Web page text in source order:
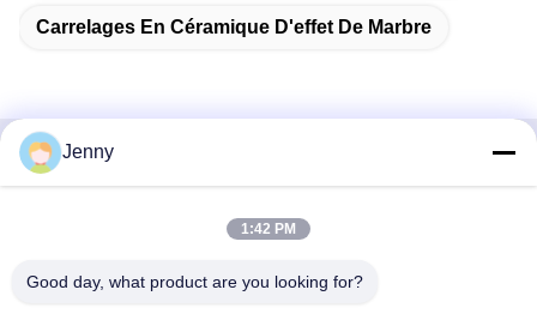
Carrelages En Céramique D'effet De Marbre
Contactez rapidement
Mall, rue Wugang, région de Chancheng, ville de Foshan,
Jenny
1:42 PM
Good day, what product are you looking for?